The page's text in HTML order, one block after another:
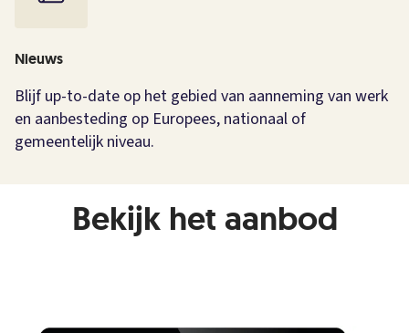
Nieuws
Blijf up-to-date op het gebied van aanneming van werk
en aanbesteding op Europees, nationaal of
gemeentelijk niveau.
Bekijk het aanbod